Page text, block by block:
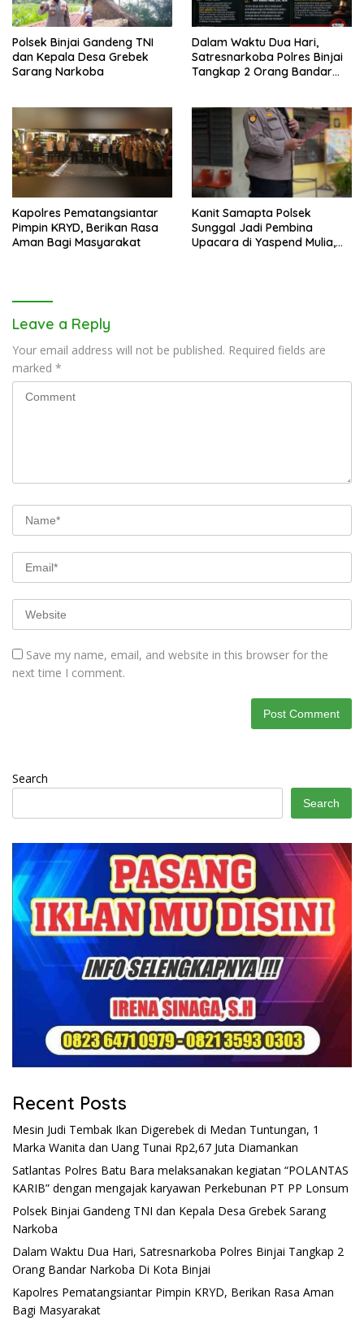
Polsek Binjai Gandeng TNI
dan Kepala Desa Grebek
Sarang Narkoba
Dalam Waktu Dua Hari,
Satresnarkoba Polres Binjai
Tangkap 2 Orang Bandar
Kapolres Pematangsiantar
Pimpin KRYD, Berikan Rasa
Aman Bagi Masyarakat
Kanit Samapta Polsek
Sunggal Jadi Pembina
Upacara di Yaspend Mulia,
Leave a Reply
Your email address will not be published. Required fields are
marked *
Save my name, email, and website in this browser for the
next time I comment.
Search
Search
Recent Posts
Mesin Judi Tembak Ikan Digerebek di Medan Tuntungan, 1
Marka Wanita dan Uang Tunai Rp2,67 Juta Diamankan
Satlantas Polres Batu Bara melaksanakan kegiatan “POLANTAS
KARIB” dengan mengajak karyawan Perkebunan PT PP Lonsum
Polsek Binjai Gandeng TNI dan Kepala Desa Grebek Sarang
Narkoba
Dalam Waktu Dua Hari, Satresnarkoba Polres Binjai Tangkap 2
Orang Bandar Narkoba Di Kota Binjai
Kapolres Pematangsiantar Pimpin KRYD, Berikan Rasa Aman
Bagi Masyarakat